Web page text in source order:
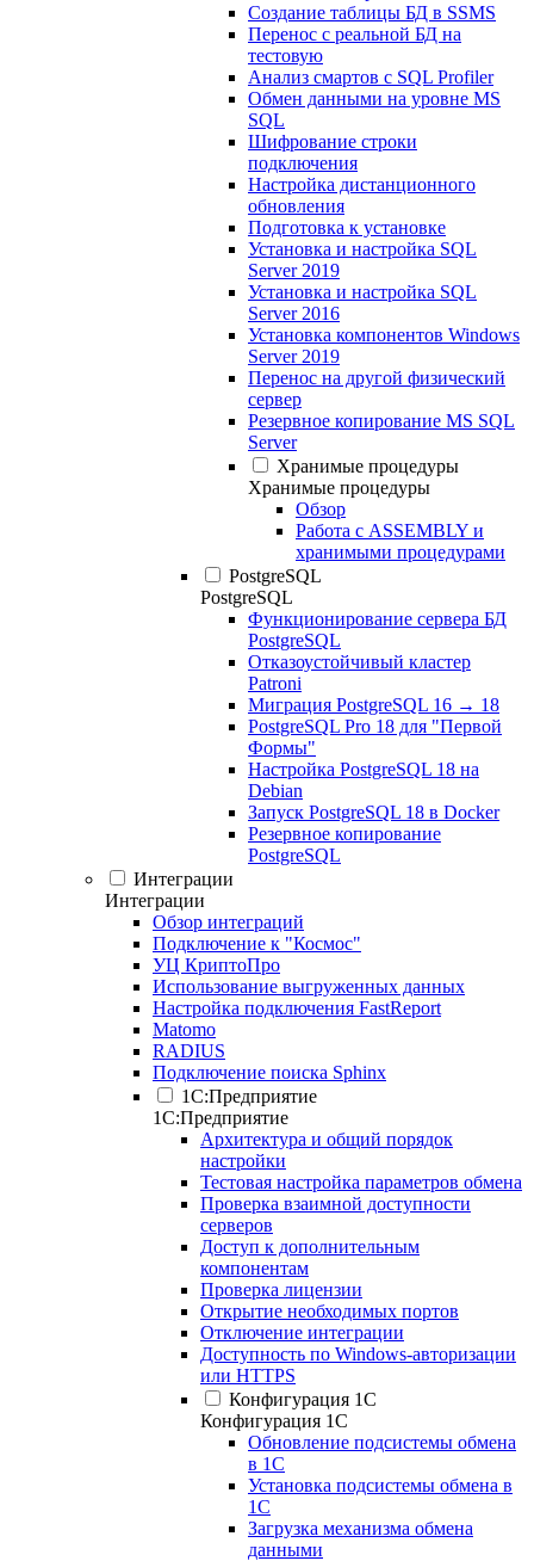
Создание таблицы БД в SSMS
Перенос с реальной БД на
тестовую
Анализ смартов с SQL Profiler
Обмен данными на уровне MS
SQL
Шифрование строки
подключения
Настройка дистанционного
обновления
Подготовка к установке
Установка и настройка SQL
Server 2019
Установка и настройка SQL
Server 2016
Установка компонентов Windows
Server 2019
Перенос на другой физический
сервер
Резервное копирование MS SQL
Server
Хранимые процедуры
Хранимые процедуры
Обзор
Работа с ASSEMBLY и
хранимыми процедурами
PostgreSQL
PostgreSQL
Функционирование сервера БД
PostgreSQL
Отказоустойчивый кластер
Patroni
Миграция PostgreSQL 16 → 18
PostgreSQL Pro 18 для "Первой
Формы"
Настройка PostgreSQL 18 на
Debian
Запуск PostgreSQL 18 в Docker
Резервное копирование
PostgreSQL
Интеграции
Интеграции
Обзор интеграций
Подключение к "Космос"
УЦ КриптоПро
Использование выгруженных данных
Настройка подключения FastReport
Matomo
RADIUS
Подключение поиска Sphinx
1С:Предприятие
1С:Предприятие
Архитектура и общий порядок
настройки
Тестовая настройка параметров обмена
Проверка взаимной доступности
серверов
Доступ к дополнительным
компонентам
Проверка лицензии
Открытие необходимых портов
Отключение интеграции
Доступность по Windows-авторизации
или HTTPS
Конфигурация 1С
Конфигурация 1С
Обновление подсистемы обмена
в 1С
Установка подсистемы обмена в
1С
Загрузка механизма обмена
данными